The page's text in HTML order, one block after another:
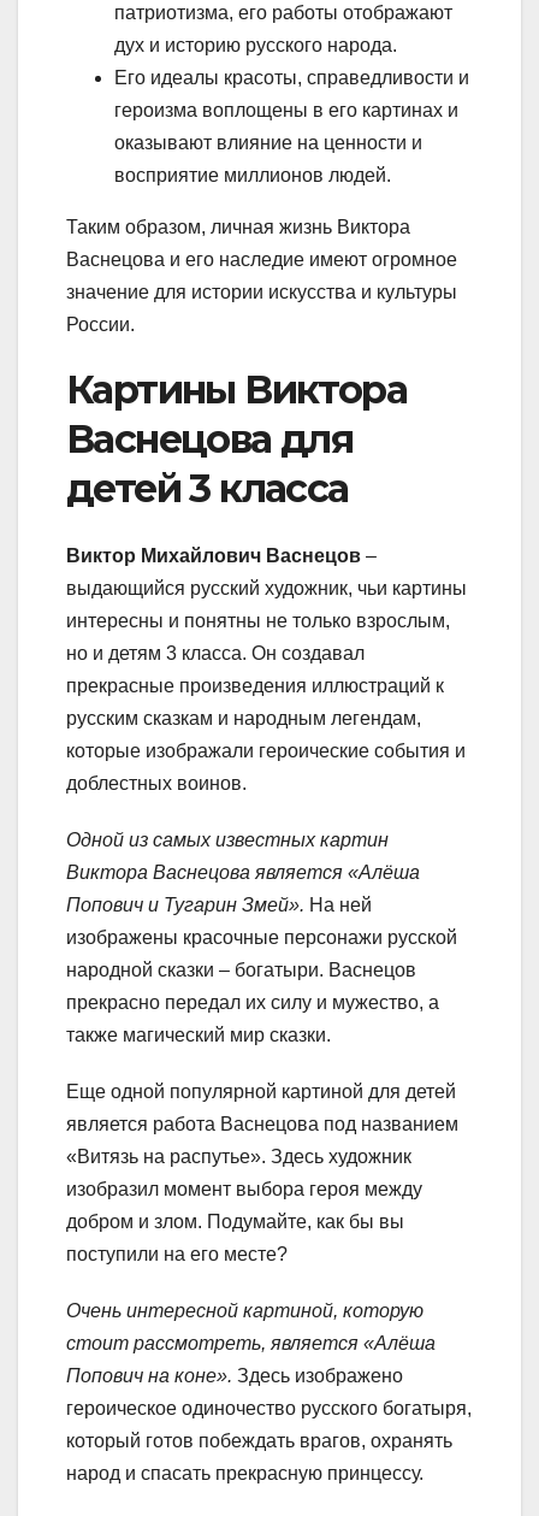
патриотизма, его работы отображают
дух и историю русского народа.
Его идеалы красоты, справедливости и
героизма воплощены в его картинах и
оказывают влияние на ценности и
восприятие миллионов людей.
Таким образом, личная жизнь Виктора
Васнецова и его наследие имеют огромное
значение для истории искусства и культуры
России.
Картины Виктора
Васнецова для
детей 3 класса
Виктор Михайлович Васнецов –
выдающийся русский художник, чьи картины
интересны и понятны не только взрослым,
но и детям 3 класса. Он создавал
прекрасные произведения иллюстраций к
русским сказкам и народным легендам,
которые изображали героические события и
доблестных воинов.
Одной из самых известных картин
Виктора Васнецова является «Алёша
Попович и Тугарин Змей». На ней
изображены красочные персонажи русской
народной сказки – богатыри. Васнецов
прекрасно передал их силу и мужество, а
также магический мир сказки.
Еще одной популярной картиной для детей
является работа Васнецова под названием
«Витязь на распутье». Здесь художник
изобразил момент выбора героя между
добром и злом. Подумайте, как бы вы
поступили на его месте?
Очень интересной картиной, которую
стоит рассмотреть, является «Алёша
Попович на коне». Здесь изображено
героическое одиночество русского богатыря,
который готов побеждать врагов, охранять
народ и спасать прекрасную принцессу.